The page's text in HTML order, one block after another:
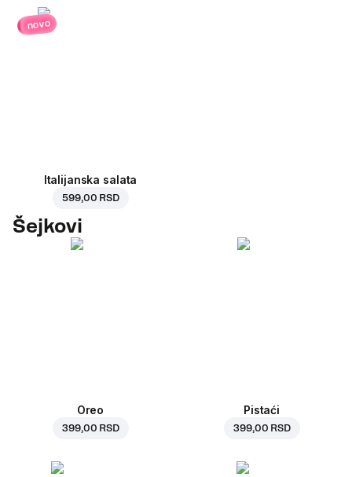
novo
Italijanska salata
599,00 RSD
Šejkovi
Oreo
399,00 RSD
Pistaći
399,00 RSD